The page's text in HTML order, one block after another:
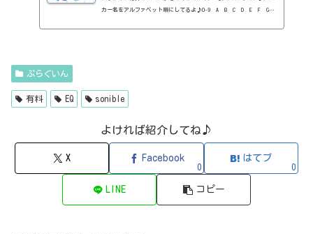
カー名をアルファベット順にしてるよ♪0-9 A B C D E F G
ップ...
ぷらぐいん
有料 EQ sonible
よければ紹介してね♪
X Facebook
0
はてブ
0
LINE コピー